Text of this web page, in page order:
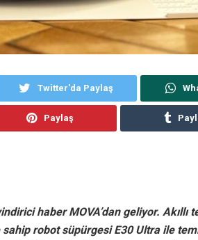
Twitter'da Paylaş
Paylaş
haber MOVA’dan geliyor. Akıllı
robot süpürgesi E30 Ultra ile